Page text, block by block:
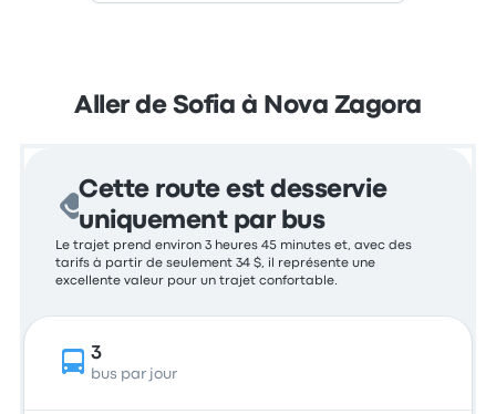
Aller de Sofia à Nova Zagora
Cette route est desservie
uniquement par bus
Le trajet prend environ 3 heures 45 minutes et, avec des
tarifs à partir de seulement 34 $, il représente une
excellente valeur pour un trajet confortable.
3
bus par jour